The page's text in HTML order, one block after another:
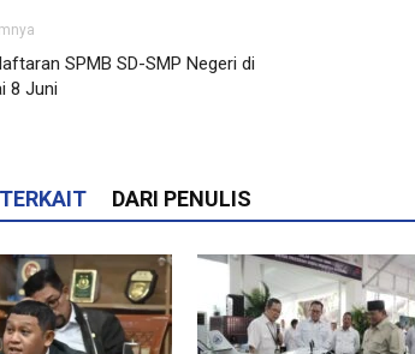
SPMB SD-SMP Negeri di
8 Juni
DARI PENULIS